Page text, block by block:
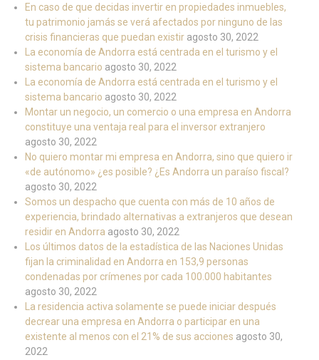
En caso de que decidas invertir en propiedades inmuebles,
tu patrimonio jamás se verá afectados por ninguno de las
crisis financieras que puedan existir agosto 30, 2022
La economía de Andorra está centrada en el turismo y el
sistema bancario agosto 30, 2022
La economía de Andorra está centrada en el turismo y el
sistema bancario agosto 30, 2022
Montar un negocio, un comercio o una empresa en Andorra
constituye una ventaja real para el inversor extranjero
agosto 30, 2022
No quiero montar mi empresa en Andorra, sino que quiero ir
«de autónomo» ¿es posible? ¿Es Andorra un paraíso fiscal?
agosto 30, 2022
Somos un despacho que cuenta con más de 10 años de
experiencia, brindado alternativas a extranjeros que desean
residir en Andorra agosto 30, 2022
Los últimos datos de la estadística de las Naciones Unidas
fijan la criminalidad en Andorra en 153,9 personas
condenadas por crímenes por cada 100.000 habitantes
agosto 30, 2022
La residencia activa solamente se puede iniciar después
decrear una empresa en Andorra o participar en una
existente al menos con el 21% de sus acciones agosto 30,
2022